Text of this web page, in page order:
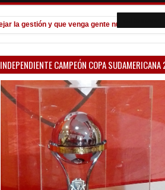
y que venga gente nueva"
INDEPENDIENTE CAMPEÓN COPA